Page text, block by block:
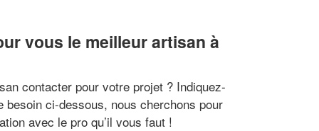
vous le meilleur artisan à
contacter pour votre projet ? Indiquez-
besoin ci-dessous, nous cherchons pour
avec le pro qu’il vous faut !